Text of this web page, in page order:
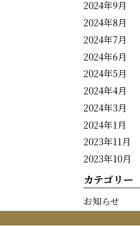
2024年9月
2024年8月
2024年7月
2024年6月
2024年5月
2024年4月
2024年3月
2024年1月
2023年11月
2023年10月
カテゴリー
お知らせ